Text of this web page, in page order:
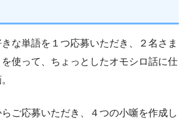
な単語を１つ応募いただき、２名さま
使って、ちょっとしたオモシロ話に仕
ご応募いただき、４つの小噺を作成し